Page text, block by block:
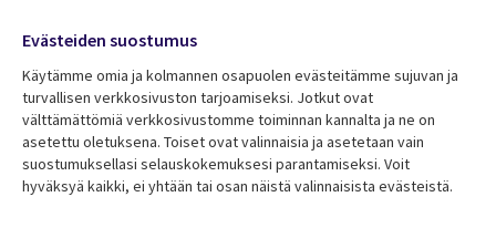
Resurssikeskus
Library
Asiakastarinat
Lisätietoa
Legal
Tietosuoja
Media
FINLAND
Evästeiden suostumus
Käytämme omia ja kolmannen osapuolen evästeitämme sujuvan ja
turvallisen verkkosivuston tarjoamiseksi. Jotkut ovat
välttämättömiä verkkosivustomme toiminnan kannalta ja ne on
asetettu oletuksena. Toiset ovat valinnaisia ​​ja asetetaan vain
suostumuksellasi selauskokemuksesi parantamiseksi. Voit
hyväksyä kaikki, ei yhtään tai osan näistä valinnaisista evästeistä.